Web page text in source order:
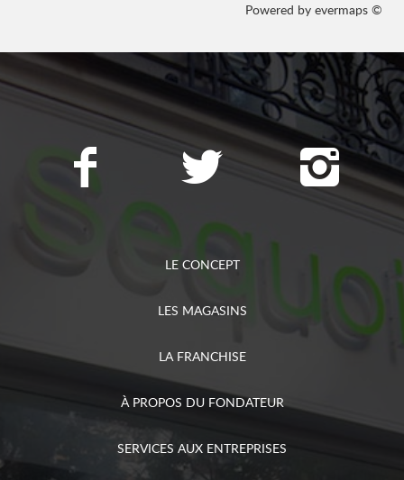
Powered by evermaps ©
LE CONCEPT
LES MAGASINS
LA FRANCHISE
À PROPOS DU FONDATEUR
SERVICES AUX ENTREPRISES